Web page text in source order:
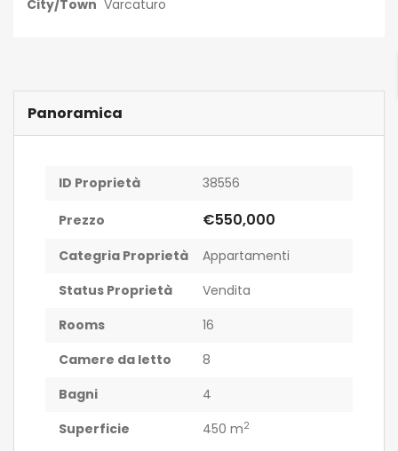
City/Town Varcaturo
Panoramica
ID Proprietà 38556
Prezzo €550,000
Categria Proprietà
Appartamenti
Status Proprietà
Vendita
Rooms
16
Camere da letto
8
Bagni
4
Superficie
450 m2